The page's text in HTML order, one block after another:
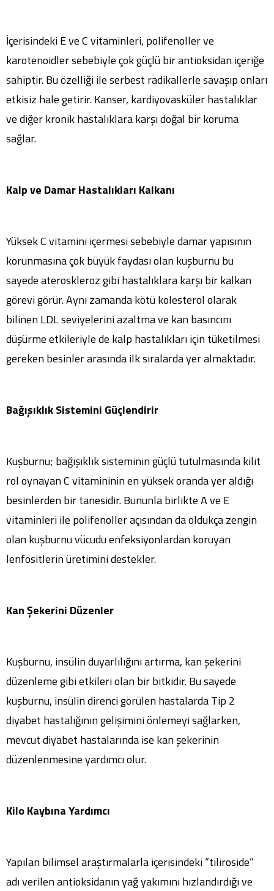
İçerisindeki E ve C vitaminleri, polifenoller ve
karotenoidler sebebiyle çok güçlü bir antioksidan içeriğe
sahiptir. Bu özelliği ile serbest radikallerle savaşıp onları
etkisiz hale getirir. Kanser, kardiyovasküler hastalıklar
ve diğer kronik hastalıklara karşı doğal bir koruma
sağlar.
Kalp ve Damar Hastalıkları Kalkanı
Yüksek C vitamini içermesi sebebiyle damar yapısının
korunmasına çok büyük faydası olan kuşburnu bu
sayede ateroskleroz gibi hastalıklara karşı bir kalkan
görevi görür. Aynı zamanda kötü kolesterol olarak
bilinen LDL seviyelerini azaltma ve kan basıncını
düşürme etkileriyle de kalp hastalıkları için tüketilmesi
gereken besinler arasında ilk sıralarda yer almaktadır.
Bağışıklık Sistemini Güçlendirir
Kuşburnu; bağışıklık sisteminin güçlü tutulmasında kilit
rol oynayan C vitamininin en yüksek oranda yer aldığı
besinlerden bir tanesidir. Bununla birlikte A ve E
vitaminleri ile polifenoller açısından da oldukça zengin
olan kuşburnu vücudu enfeksiyonlardan koruyan
lenfositlerin üretimini destekler.
Kan Şekerini Düzenler
Kuşburnu, insülin duyarlılığını artırma, kan şekerini
düzenleme gibi etkileri olan bir bitkidir. Bu sayede
kuşburnu, insülin direnci görülen hastalarda Tip 2
diyabet hastalığının gelişimini önlemeyi sağlarken,
mevcut diyabet hastalarında ise kan şekerinin
düzenlenmesine yardımcı olur.
Kilo Kaybına Yardımcı
Yapılan bilimsel araştırmalarla içerisindeki “tiliroside”
adı verilen antioksidanın yağ yakımını hızlandırdığı ve